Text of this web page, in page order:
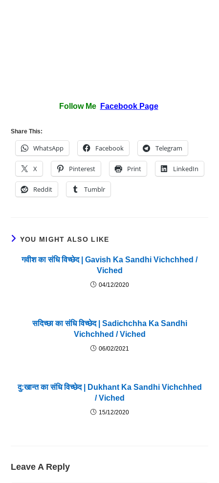
Follow Me Facebook Page
Share This:
WhatsApp Facebook Telegram
X Pinterest Print LinkedIn
Reddit Tumblr
YOU MIGHT ALSO LIKE
गवीश का संधि विच्छेद | Gavish Ka Sandhi Vichchhed /
Viched
04/12/2020
सदिच्छा का संधि विच्छेद | Sadichchha Ka Sandhi
Vichchhed / Viched
06/02/2021
दु:खान्त का संधि विच्छेद | Dukhant Ka Sandhi Vichchhed
/ Viched
15/12/2020
Leave A Reply